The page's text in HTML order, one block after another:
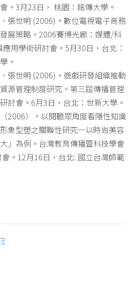
。3月23日， 桃園：銘傳大學。
張世明 (2006)。數位電視電子商務
展策略。2006賽博光廊：媒體/科
用學術研討會。5月30日，台北：
。
張世明 (2006)。遊戲研發組織推動
源管理制度研究。第三屆傳播管理
討會。6月3日，台北：世新大學。
2006）。以閱聽眾角度看隱性知識
象型塑之關聯性研究─以時尚美容
」為例。台灣教育傳播暨科技學會
。12月16日，台北: 國立台灣師範